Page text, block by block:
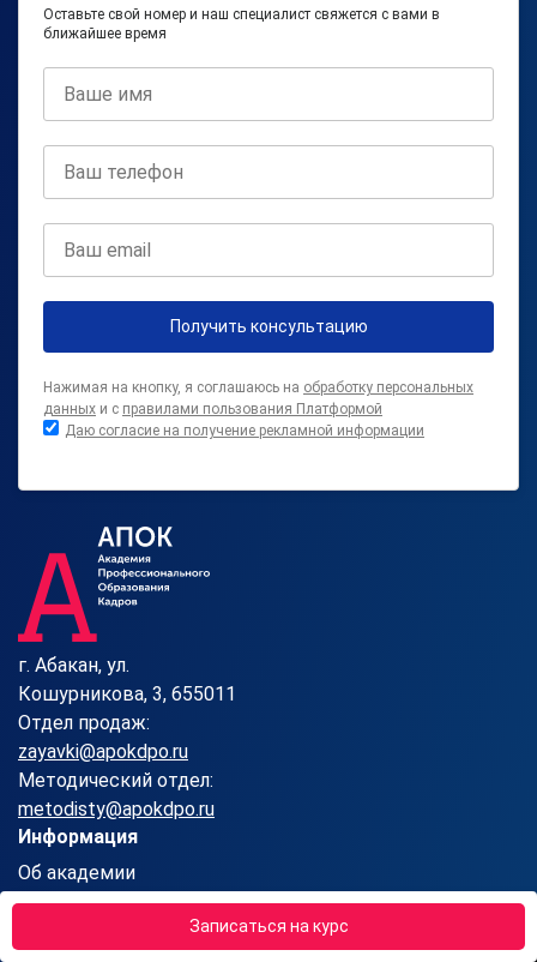
Записаться на курс
Оставьте свой номер и наш специалист свяжется с вами в
ближайшее время
Получить консультацию
Нажимая на кнопку, я соглашаюсь на обработку персональных
данных и с правилами пользования Платформой
Даю согласие на получение рекламной информации
г. Абакан, ул.
Кошурникова, 3, 655011
Отдел продаж:
zayavki@apokdpo.ru
Методический отдел:
metodisty@apokdpo.ru
Информация
Об академии
Блог
Вопросы-ответы